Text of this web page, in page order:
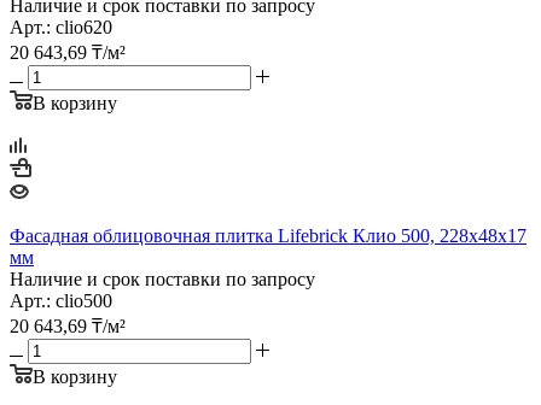
Наличие и срок поставки по запросу
Арт.: clio620
20 643,69 ₸/м²
В корзину
Фасадная облицовочная плитка Lifebrick Клио 500, 228х48х17
мм
Наличие и срок поставки по запросу
Арт.: clio500
20 643,69 ₸/м²
В корзину